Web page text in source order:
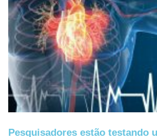
Pesquisadores estão testando